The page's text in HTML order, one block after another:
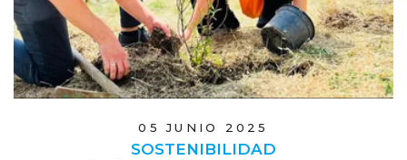
05 JUNIO 2025
SOSTENIBILIDAD